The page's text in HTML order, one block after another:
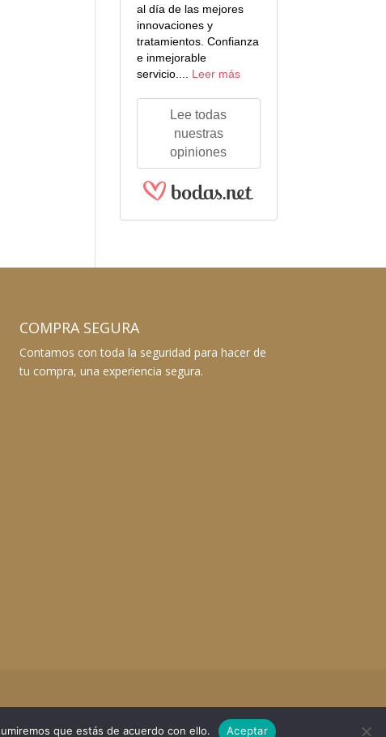
al día de las mejores
innovaciones y
tratamientos. Confianza
e inmejorable
servicio.... Leer más
Lee todas
nuestras
opiniones
COMPRA SEGURA
Contamos con toda la seguridad para hacer de
tu compra, una experiencia segura.
que estás de acuerdo con ello. Aceptar